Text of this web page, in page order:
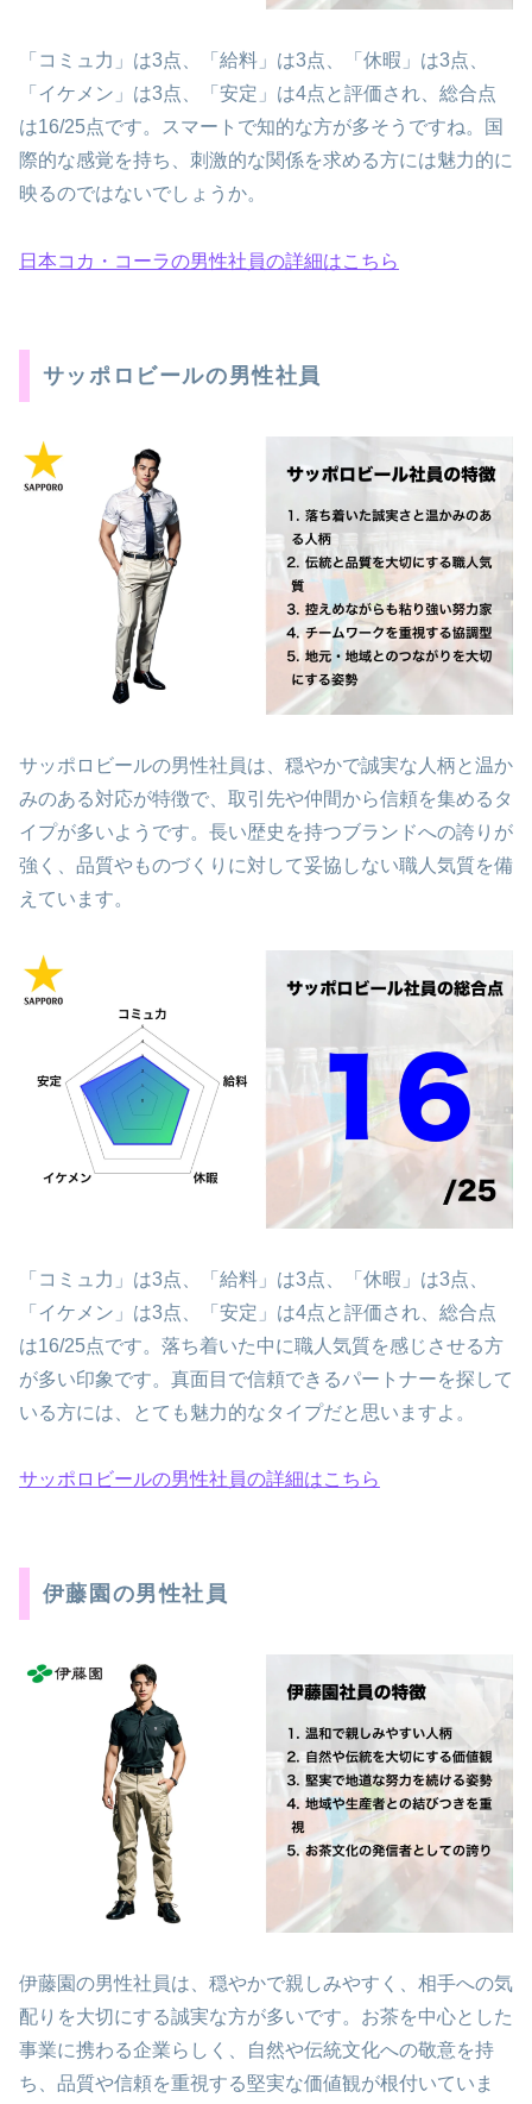
「コミュ力」は3点、「給料」は3点、「休暇」は3点、
「イケメン」は3点、「安定」は4点と評価され、総合点
は16/25点です。スマートで知的な方が多そうですね。国
際的な感覚を持ち、刺激的な関係を求める方には魅力的に
映るのではないでしょうか。
日本コカ・コーラの男性社員の詳細はこちら
サッポロビールの男性社員
サッポロビールの男性社員は、穏やかで誠実な人柄と温か
みのある対応が特徴で、取引先や仲間から信頼を集めるタ
イプが多いようです。長い歴史を持つブランドへの誇りが
強く、品質やものづくりに対して妥協しない職人気質を備
えています。
「コミュ力」は3点、「給料」は3点、「休暇」は3点、
「イケメン」は3点、「安定」は4点と評価され、総合点
は16/25点です。落ち着いた中に職人気質を感じさせる方
が多い印象です。真面目で信頼できるパートナーを探して
いる方には、とても魅力的なタイプだと思いますよ。
サッポロビールの男性社員の詳細はこちら
伊藤園の男性社員
伊藤園の男性社員は、穏やかで親しみやすく、相手への気
配りを大切にする誠実な方が多いです。お茶を中心とした
事業に携わる企業らしく、自然や伝統文化への敬意を持
ち、品質や信頼を重視する堅実な価値観が根付いていま